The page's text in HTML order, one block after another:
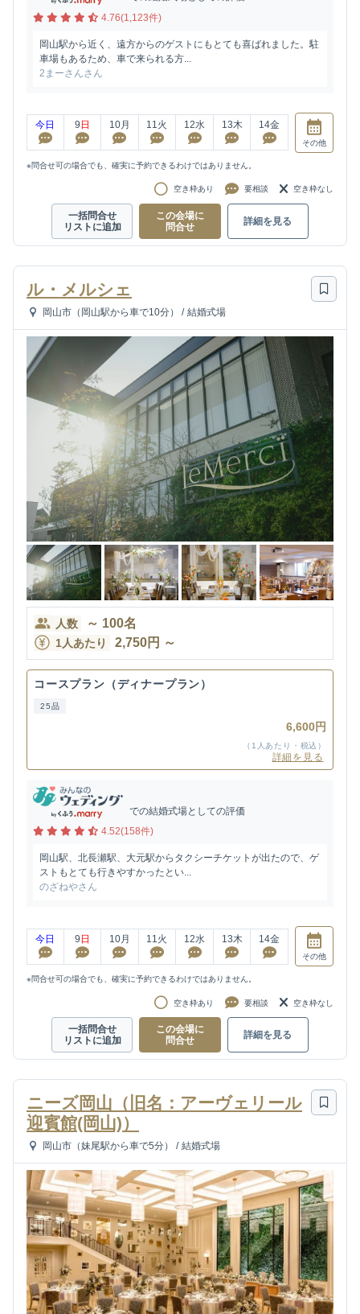
4.76(1,123件)
岡山駅から近く、遠方からのゲストにもとても喜ばれました。駐
車場もあるため、車で来られる方...
2まーさんさん
今日 9 日 10月 11火 12水 13木 14金
その他
※問合せ可の場合でも、確実に予約できるわけではありません。
空き枠あり 要相談 空き枠なし
一括問合せ
リストに追加
この会場に
問合せ
詳細を見る
ル・メルシェ
岡山市（岡山駅から車で10分） / 結婚式場
人数 ～ 100名
1人あたり 2,750円 ～
コースプラン（ディナープラン）
25品
6,600円
（1人あたり・税込）
詳細を見る
での結婚式場としての評価
4.52(158件)
岡山駅、北長瀬駅、大元駅からタクシーチケットが出たので、ゲ
ストもとても行きやすかったとい...
のざねやさん
今日 9 日 10月 11火 12水 13木 14金
その他
※問合せ可の場合でも、確実に予約できるわけではありません。
空き枠あり 要相談 空き枠なし
一括問合せ
リストに追加
この会場に
問合せ
詳細を見る
ニーズ岡山（旧名：アーヴェリール
迎賓館(岡山)）
岡山市（妹尾駅から車で5分） / 結婚式場